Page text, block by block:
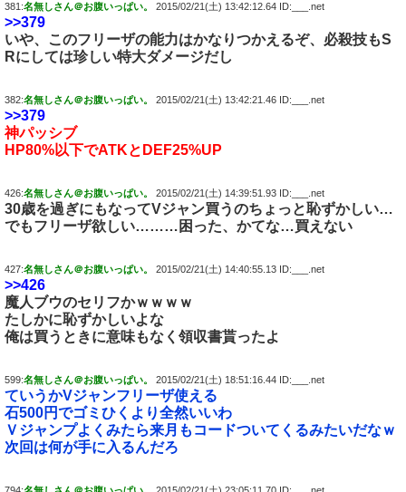
381:名無しさん＠お腹いっぱい。 2015/02/21(土) 13:42:12.64 ID:___.net
>>379
いや、このフリーザの能力はかなりつかえるぞ、必殺技もS
Rにしては珍しい特大ダメージだし
382:名無しさん＠お腹いっぱい。 2015/02/21(土) 13:42:21.46 ID:___.net
>>379
神パッシブ
HP80%以下でATKとDEF25%UP
426:名無しさん＠お腹いっぱい。 2015/02/21(土) 14:39:51.93 ID:___.net
30歳を過ぎにもなってVジャン買うのちょっと恥ずかしい…
でもフリーザ欲しい………困った、かてな…買えない
427:名無しさん＠お腹いっぱい。 2015/02/21(土) 14:40:55.13 ID:___.net
>>426
魔人ブウのセリフかｗｗｗｗ
たしかに恥ずかしいよな
俺は買うときに意味もなく領収書貰ったよ
599:名無しさん＠お腹いっぱい。 2015/02/21(土) 18:51:16.44 ID:___.net
ていうかVジャンフリーザ使える
石500円でゴミひくより全然いいわ
Ｖジャンプよくみたら来月もコードついてくるみたいだなｗ
次回は何が手に入るんだろ